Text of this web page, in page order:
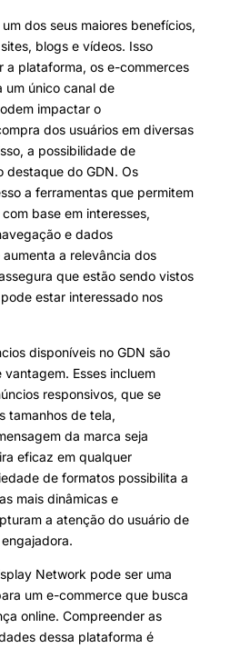
dos seus maiores benefícios,
blogs e vídeos. Isso
a plataforma, os e-commerces
um único canal de
impactar o
dos usuários em diversas
a possibilidade de
destaque do GDN. Os
a ferramentas que permitem
base em interesses,
e dados
a relevância dos
que estão sendo vistos
estar interessado nos
disponíveis no GDN são
Esses incluem
responsivos, que se
tamanhos de tela,
da marca seja
eficaz em qualquer
de formatos possibilita a
mais dinâmicas e
a atenção do usuário de
Network pode ser uma
um e-commerce que busca
online. Compreender as
dessa plataforma é